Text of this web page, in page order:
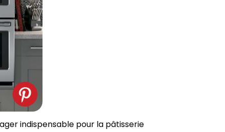
indispensable pour la pâtisserie